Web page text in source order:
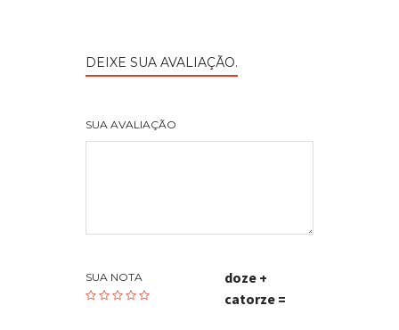
DEIXE SUA AVALIAÇÃO.
SUA AVALIAÇÃO
SUA NOTA
doze +
catorze =